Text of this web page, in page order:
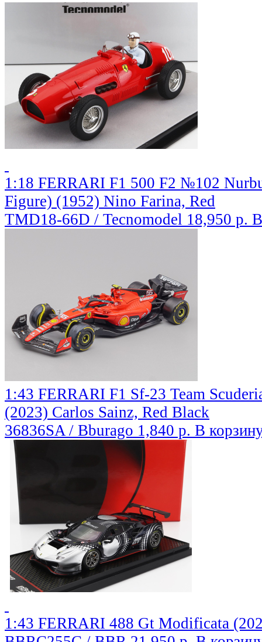
1:18 FERRARI F1 500 F2 №102
Figure) (1952) Nino Farina, Red
TMD18-66D / Tecnomodel 18,950 р.
1:43 FERRARI F1 Sf-23 Team
(2023) Carlos Sainz, Red Black
36836SA / Bburago 1,840 р. В
1:43 FERRARI 488 Gt Modificata